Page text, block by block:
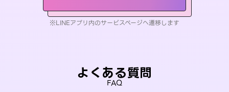
※LINEアプリ内のサービスページへ遷移します
よくある質問
FAQ